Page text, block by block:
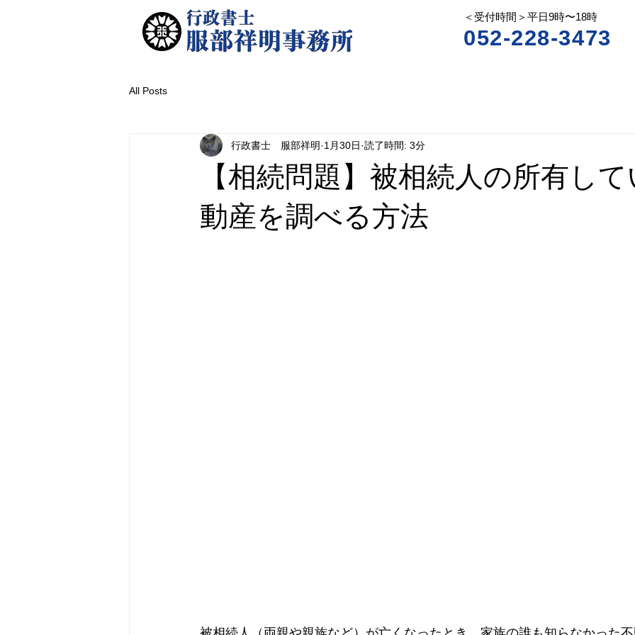
＜受付時間＞平日9時〜18時
052-228-3473
All Posts
【相続問題】被相続人の所有し
動産を調べる方法
行政書士 服部祥明 1月30日 読了時間: 3分